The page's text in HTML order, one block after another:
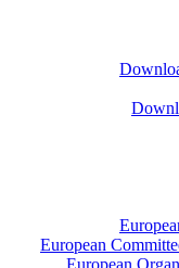
European
European